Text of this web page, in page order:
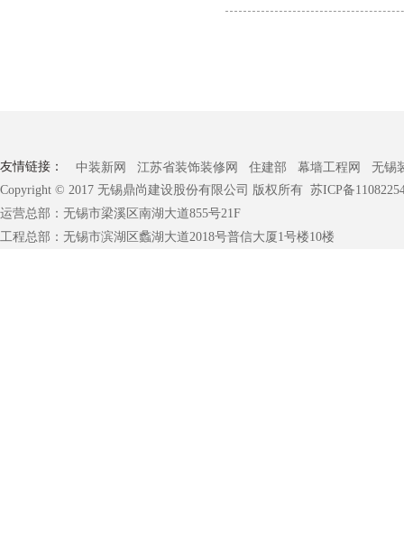
友情链接： 中装新网 江苏省装饰装修网 住建部 幕墙工程网
无锡
Copyright © 2017 无锡鼎尚建设股份有限公司 版权所有 苏ICP备
运营总部：无锡市梁溪区南湖大道855号21F
工程总部：无锡市滨湖区蠡湖大道2018号普信大厦1号楼10楼